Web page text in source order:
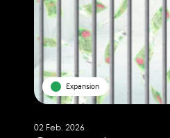
Expansion
02 Feb. 2026